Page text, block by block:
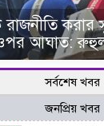
করার
ওপর আঘাত:
সর্বশেষ খবর
জনপ্রিয় খবর